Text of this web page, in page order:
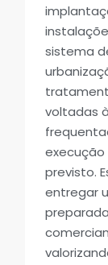
sistema
voltadas
previsto.
entregar